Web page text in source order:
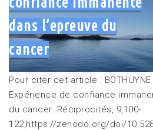
dans l’epreuve du
cancer
Pour citer cet article : BOTHUYNE
Expérience de confiance
du cancer. Réciprocités, 9,100-
122,https://zenodo.org/doi/